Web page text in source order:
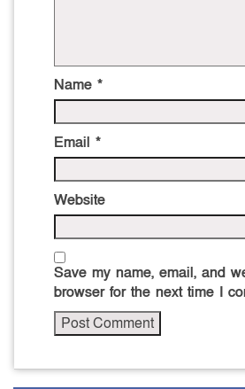
Name *
Email *
Website
Save my name, email, and
browser for the next time I